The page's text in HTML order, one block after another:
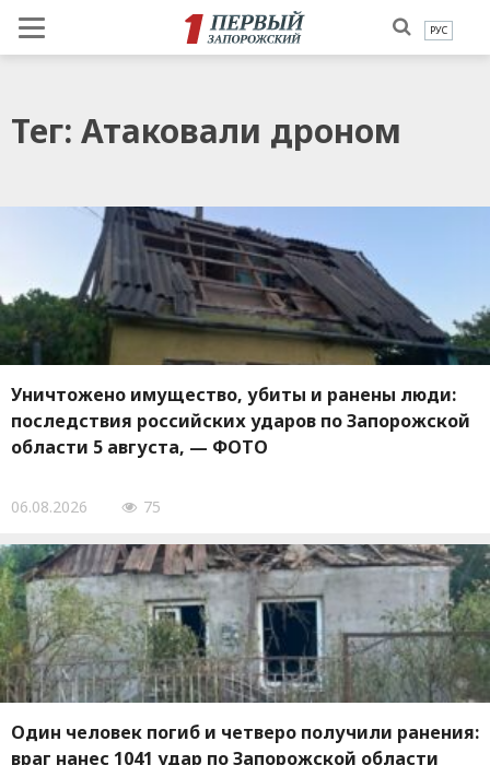
РУС
Тег: Атаковали дроном
Уничтожено имущество, убиты и ранены люди:
последствия российских ударов по Запорожской
области 5 августа, — ФОТО
06.08.2026 75
Один человек погиб и четверо получили ранения:
враг нанес 1041 удар по Запорожской области